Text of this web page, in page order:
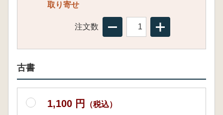
取り寄せ
注文数
古書
1,100 円 （税込）